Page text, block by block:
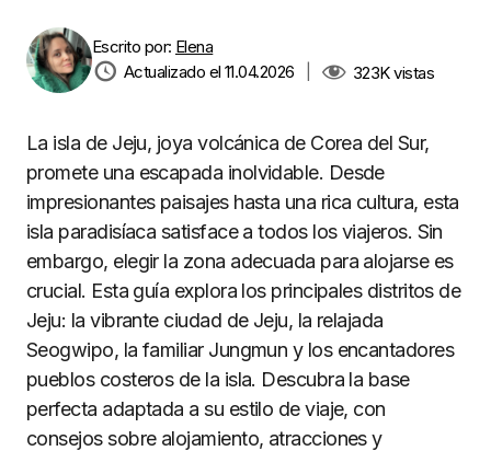
Escrito por: Elena
Actualizado el 11.04.2026
323Kvistas
La isla de Jeju, joya volcánica de Corea del Sur,
promete una escapada inolvidable. Desde
impresionantes paisajes hasta una rica cultura, esta
isla paradisíaca satisface a todos los viajeros. Sin
embargo, elegir la zona adecuada para alojarse es
crucial. Esta guía explora los principales distritos de
Jeju: la vibrante ciudad de Jeju, la relajada
Seogwipo, la familiar Jungmun y los encantadores
pueblos costeros de la isla. Descubra la base
perfecta adaptada a su estilo de viaje, con
consejos sobre alojamiento, atracciones y